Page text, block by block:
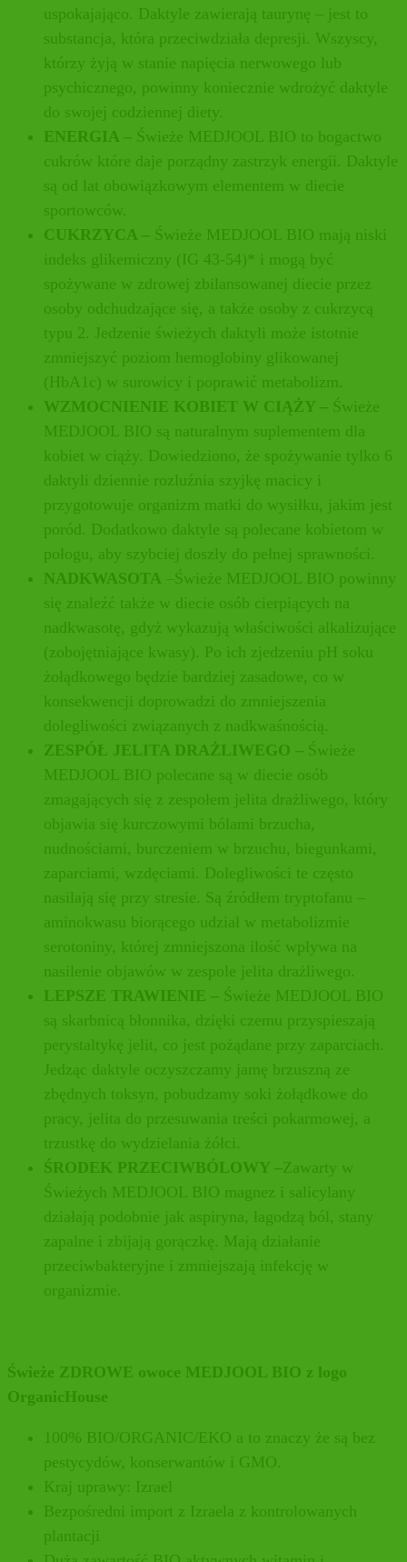
uspokajająco. Daktyle zawierają taurynę – jest to
substancja, która przeciwdziała depresji. Wszyscy,
którzy żyją w stanie napięcia nerwowego lub
psychicznego, powinny koniecznie wdrożyć daktyle
do swojej codziennej diety.
ENERGIA – Świeże MEDJOOL BIO to bogactwo
cukrów które daje porządny zastrzyk energii. Daktyle
są od lat obowiązkowym elementem w diecie
sportowców.
CUKRZYCA – Świeże MEDJOOL BIO mają niski
indeks glikemiczny (IG 43-54)* i mogą być
spożywane w zdrowej zbilansowanej diecie przez
osoby odchudzające się, a także osoby z cukrzycą
typu 2. Jedzenie świeżych daktyli może istotnie
zmniejszyć poziom hemoglobiny glikowanej
(HbA1c) w surowicy i poprawić metabolizm.
WZMOCNIENIE KOBIET W CIĄŻY – Świeże
MEDJOOL BIO są naturalnym suplementem dla
kobiet w ciąży. Dowiedziono, że spożywanie tylko 6
daktyli dziennie rozluźnia szyjkę macicy i
przygotowuje organizm matki do wysiłku, jakim jest
poród. Dodatkowo daktyle są polecane kobietom w
połogu, aby szybciej doszły do pełnej sprawności.
NADKWASOTA
–Świeże MEDJOOL BIO powinny
się znaleźć także w diecie osób cierpiących na
nadkwasotę, gdyż wykazują właściwości alkalizujące
(zobojętniające kwasy). Po ich zjedzeniu pH soku
żołądkowego będzie bardziej zasadowe, co w
konsekwencji doprowadzi do zmniejszenia
dolegliwości związanych z nadkwaśnością.
ZESPÓŁ JELITA DRAŻLIWEGO – Świeże
MEDJOOL BIO polecane są w diecie osób
zmagających się z zespołem jelita drażliwego, który
objawia się kurczowymi bólami brzucha,
nudnościami, burczeniem w brzuchu, biegunkami,
zaparciami, wzdęciami. Dolegliwości te często
nasilają się przy stresie. Są źródłem tryptofanu –
aminokwasu biorącego udział w metabolizmie
serotoniny, której zmniejszona ilość wpływa na
nasilenie objawów w zespole jelita drażliwego.
LEPSZE TRAWIENIE – Świeże MEDJOOL BIO
są skarbnicą błonnika, dzięki czemu przyspieszają
perystaltykę jelit, co jest pożądane przy zaparciach.
Jedząc daktyle oczyszczamy jamę brzuszną ze
zbędnych toksyn, pobudzamy soki żołądkowe do
pracy, jelita do przesuwania treści pokarmowej, a
trzustkę do wydzielania żółci.
ŚRODEK PRZECIWBÓLOWY –Zawarty w
Świeżych MEDJOOL BIO magnez i salicylany
działają podobnie jak aspiryna, łagodzą ból, stany
zapalne i zbijają gorączkę. Mają działanie
przeciwbakteryjne i zmniejszają infekcję w
organizmie.
Świeże ZDROWE owoce MEDJOOL BIO z logo
OrganicHouse
100% BIO/ORGANIC/EKO a to znaczy że są bez
pestycydów, konserwantów i GMO.
Kraj uprawy: Izrael
Bezpośredni import z Izraela z kontrolowanych
plantacji